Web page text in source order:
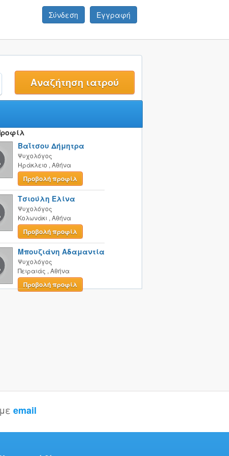
Σύνδεση Εγγραφή
Βαΐτσου Δήμητρα
Ψυχολόγος
Ηράκλειο , Αθήνα
Προβολή προφίλ
Τσιούλη Ελίνα
Ψυχολόγος
Κολωνάκι , Αθήνα
Προβολή προφίλ
Μπουζιάνη Αδαμαντία
Ψυχολόγος
Πειραιάς , Αθήνα
Προβολή προφίλ
email